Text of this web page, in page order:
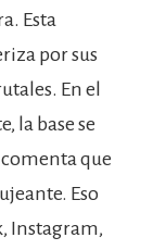
Esta
por sus
En el
la base se
que
Eso
Instagram,